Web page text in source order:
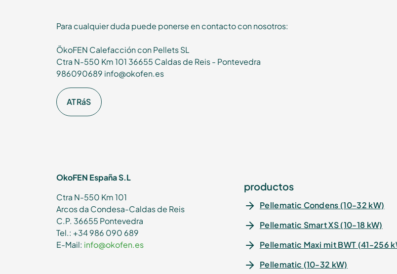
Para cualquier duda puede ponerse en contacto con nosotros:
ÖkoFEN Calefacción con Pellets SL
Ctra N-550 Km 101 36655 Caldas de Reis - Pontevedra
986090689 info@okofen.es
ATRáS
OkoFEN España S.L
Ctra N-550 Km 101
Arcos da Condesa-Caldas de Reis
C.P. 36655 Pontevedra
Tel.: +34 986 090 689
E-Mail: info@okofen.es
productos
Pellematic Condens (10-32 kW)
Pellematic Smart XS (10-18 kW)
Pellematic Maxi mit BWT (41-256
Pellematic (10-32 kW)